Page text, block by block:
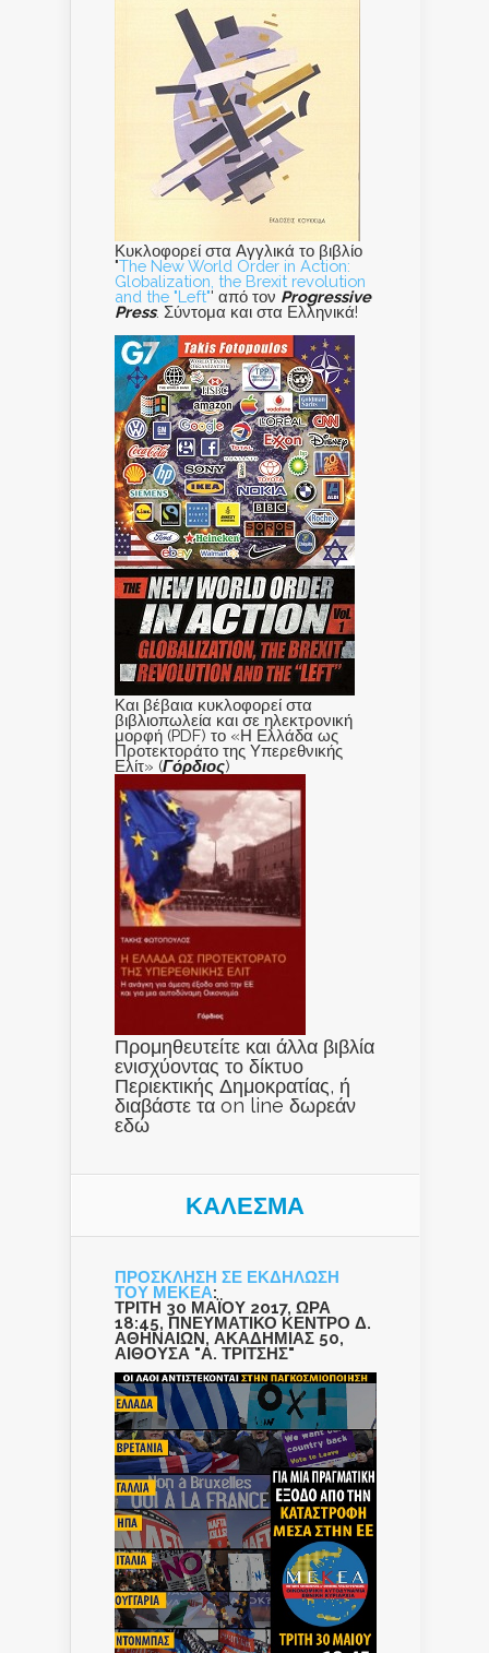
Κυκλοφορεί στα Αγγλικά το βιβλίο
"The New World Order in Action:
Globalization, the Brexit revolution
and the "Left"' από τον Progressive
Press. Σύντομα και στα Ελληνικά!
Και βέβαια κυκλοφορεί στα
βιβλιοπωλεία και σε ηλεκτρονική
μορφή (PDF) το «Η Ελλάδα ως
Προτεκτοράτο της Υπερεθνικής
Ελίτ» (Γόρδιος)
Προμηθευτείτε και άλλα βιβλία
ενισχύοντας το δίκτυο
Περιεκτικής Δημοκρατίας, ή
διαβάστε τα on line δωρεάν
εδώ
ΚΑΛΕΣΜΑ
ΠΡΟΣΚΛΗΣΗ ΣΕ ΕΚΔΗΛΩΣΗ
ΤΟΥ ΜΕΚΕΑ:
ΤΡΙΤΗ 30 ΜΑΪΟΥ 2017, ΩΡΑ
18:45, ΠΝΕΥΜΑΤΙΚΟ ΚΕΝΤΡΟ Δ.
ΑΘΗΝΑΙΩΝ, ΑΚΑΔΗΜΙΑΣ 50,
ΑΙΘΟΥΣΑ "Α. ΤΡΙΤΣΗΣ"